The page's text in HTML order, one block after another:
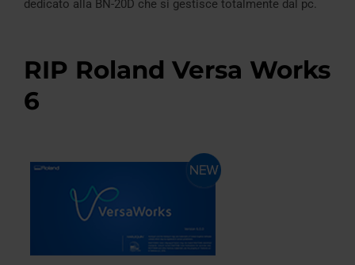
dedicato alla BN-20D che si gestisce totalmente dal pc.
RIP Roland Versa Works
6